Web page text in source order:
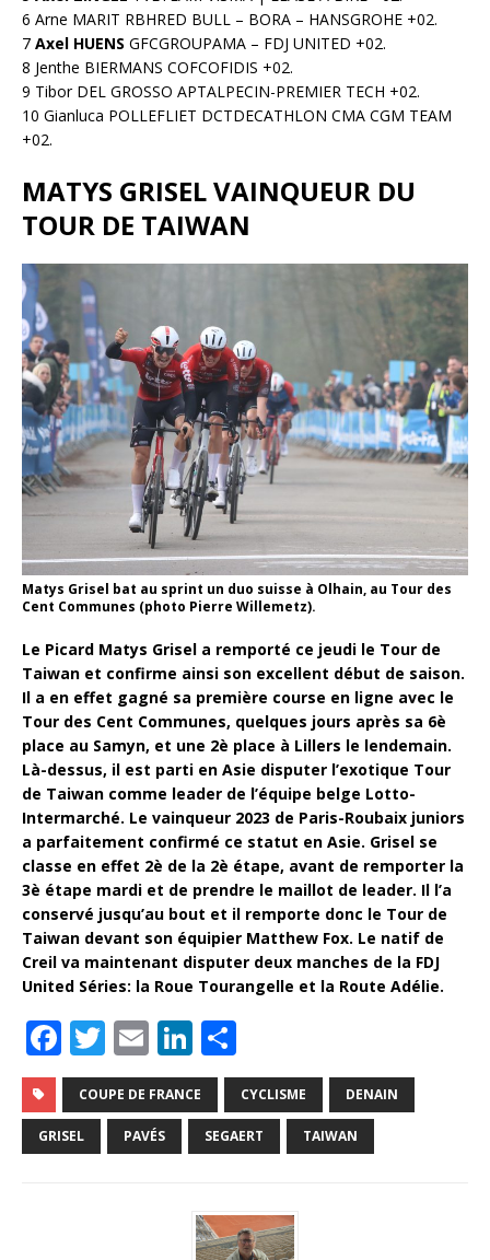
6 Arne MARIT RBHRED BULL – BORA – HANSGROHE +02.
7 Axel HUENS GFCGROUPAMA – FDJ UNITED +02.
8 Jenthe BIERMANS COFCOFIDIS +02.
9 Tibor DEL GROSSO APTALPECIN-PREMIER TECH +02.
10 Gianluca POLLEFLIET DCTDECATHLON CMA CGM TEAM
+02.
MATYS GRISEL VAINQUEUR DU
TOUR DE TAIWAN
Matys Grisel bat au sprint un duo suisse à Olhain, au Tour des
Cent Communes (photo Pierre Willemetz).
Le Picard Matys Grisel a remporté ce jeudi le Tour de
Taiwan et confirme ainsi son excellent début de saison.
Il a en effet gagné sa première course en ligne avec le
Tour des Cent Communes, quelques jours après sa 6è
place au Samyn, et une 2è place à Lillers le lendemain.
Là-dessus, il est parti en Asie disputer l’exotique Tour
de Taiwan comme leader de l’équipe belge Lotto-
Intermarché. Le vainqueur 2023 de Paris-Roubaix juniors
a parfaitement confirmé ce statut en Asie. Grisel se
classe en effet 2è de la 2è étape, avant de remporter la
3è étape mardi et de prendre le maillot de leader. Il l’a
conservé jusqu’au bout et il remporte donc le Tour de
Taiwan devant son équipier Matthew Fox. Le natif de
Creil va maintenant disputer deux manches de la FDJ
United Séries: la Roue Tourangelle et la Route Adélie.
F
a
c
e
T
w
it
te
E
m
ai
l
Li
n
k
e
n
ar
ta
g
r
COUPE DE FRANCE CYCLISME DENAIN
GRISEL PAVÉS SEGAERT TAIWAN